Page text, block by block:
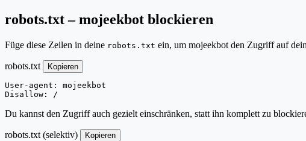
robots.txt – mojeekbot blockieren
Füge diese Zeilen in deine robots.txt ein, um mojeekbot den Zugriff auf
robots.txt Kopieren
User-agent: mojeekbot
Disallow: /
Du kannst den Zugriff auch gezielt einschränken, statt ihn komplett zu
robots.txt (selektiv) Kopieren